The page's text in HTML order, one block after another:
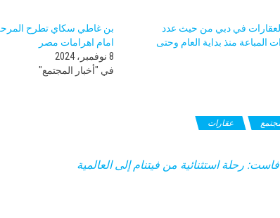
في دبي من حيث عدد
المباعة منذ بداية العام وحتى
بن غاطي سكاي تطرح
امام اهرامات مصر
8 نوفمبر، 2024
في "أخبار المجتمع"
عقارات
رحلة استثنائية من فيتنام إلى العالمية